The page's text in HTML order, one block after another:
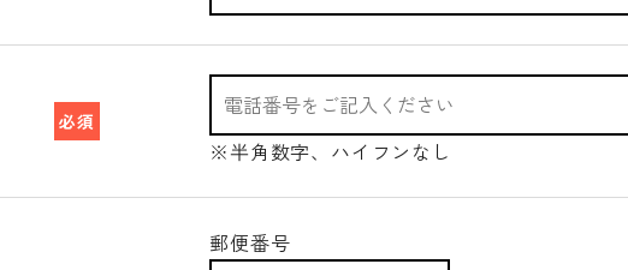
必須
※半角数字、ハイフンなし
郵便番号